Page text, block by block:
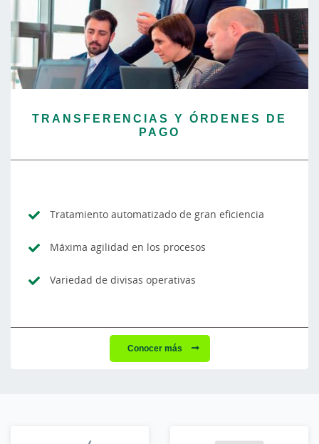
TRANSFERENCIAS Y ÓRDENES DE
PAGO
Tratamiento automatizado de gran eficiencia
Máxima agilidad en los procesos
Variedad de divisas operativas
Conocer más